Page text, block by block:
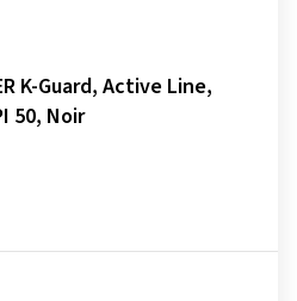
K-Guard, Active Line,
50, Noir